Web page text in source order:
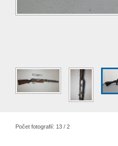
Počet fotografií: 13 / 2